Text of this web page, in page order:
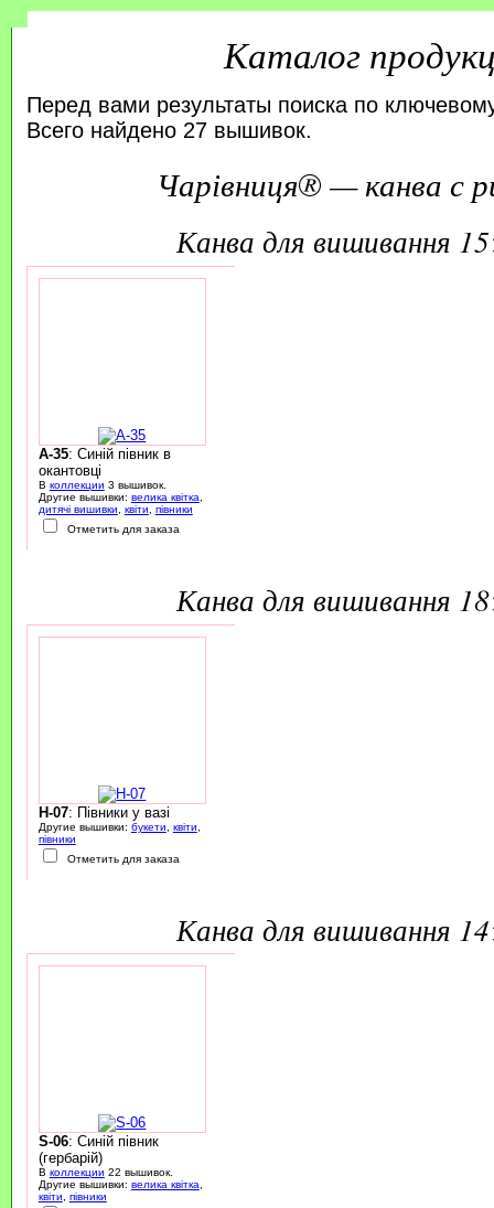
Каталог
Перед вами результаты поиска по
Всего найдено 27 вышивок.
Чарівниця® — канва с
канва для вишивання
A-35: Синій півник в
окантовці
В коллекции 3 вышивок.
Другие вышивки: велика квітка
дитячі вишивки
квіти
півники
Отметить для заказа
канва для вишивання
H-07: Півники у вазі
Другие вышивки: букети квіти
півники
Отметить для заказа
канва для вишивання
S-06: Синій півник
(гербарій)
В коллекции 22 вышивок.
Другие вышивки: велика квітка,
квіти, півники